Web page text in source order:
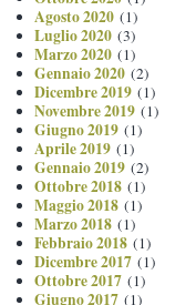
Agosto 2020 (1)
Luglio 2020 (3)
Marzo 2020 (1)
Gennaio 2020 (2)
Dicembre 2019 (1)
Novembre 2019 (1)
Giugno 2019 (1)
Aprile 2019 (1)
Gennaio 2019 (2)
Ottobre 2018 (1)
Maggio 2018 (1)
Marzo 2018 (1)
Febbraio 2018 (1)
Dicembre 2017 (1)
Ottobre 2017 (1)
Giugno 2017 (1)